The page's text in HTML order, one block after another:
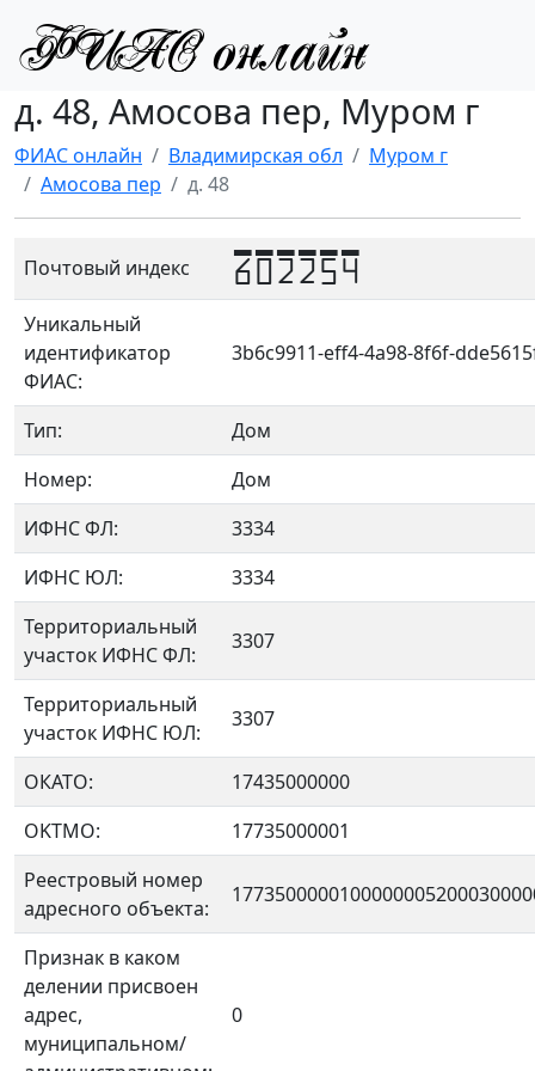
д. 48, Амосова пер, Муром г
ФИАС онлайн Владимирская обл
Муром г
Амосова пер
д. 48
Почтовый индекс 602254
Уникальный
идентификатор
ФИАС:
3b6c9911-eff4-4a98-8f6f-
Тип:
Дом
Номер:
Дом
ИФНС ФЛ:
3334
ИФНС ЮЛ:
3334
Территориальный
участок ИФНС ФЛ:
3307
Территориальный
участок ИФНС ЮЛ:
3307
ОКАТО:
17435000000
OKTMO:
17735000001
Реестровый номер
адресного объекта:
Признак в каком
делении присвоен
адрес,
муниципальном/
0